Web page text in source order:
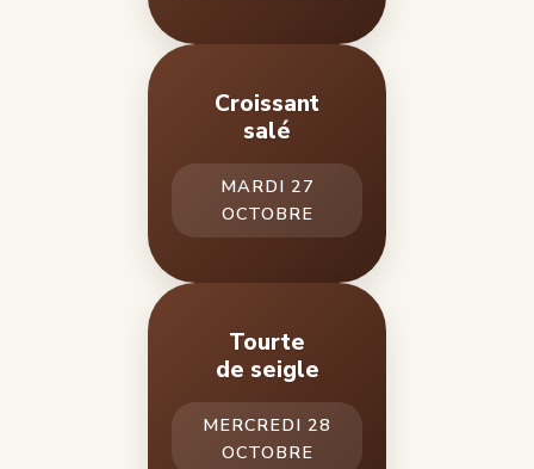
Croissant
salé
MARDI 27
OCTOBRE
Tourte
de seigle
MERCREDI 28
OCTOBRE